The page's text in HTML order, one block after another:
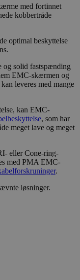
med fortinnet
kobbertråde
optimal beskyttelse
og solid fastspænding
EMC-skærmen og
leveres med mange
kan EMC-
, som har
meget lave og meget
eller Cone-ring-
med PMA EMC-
.
løsninger.